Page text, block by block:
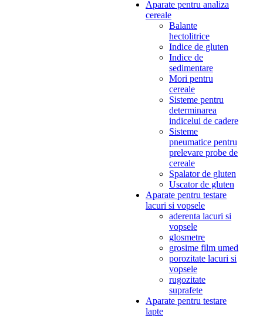
Aparate pentru analiza
cereale
Balante
hectolitrice
Indice de gluten
Indice de
sedimentare
Mori pentru
cereale
Sisteme pentru
determinarea
indicelui de cadere
Sisteme
pneumatice pentru
prelevare probe de
cereale
Spalator de gluten
Uscator de gluten
Aparate pentru testare
lacuri si vopsele
aderenta lacuri si
vopsele
glosmetre
grosime film umed
porozitate lacuri si
vopsele
rugozitate
suprafete
Aparate pentru testare
lapte